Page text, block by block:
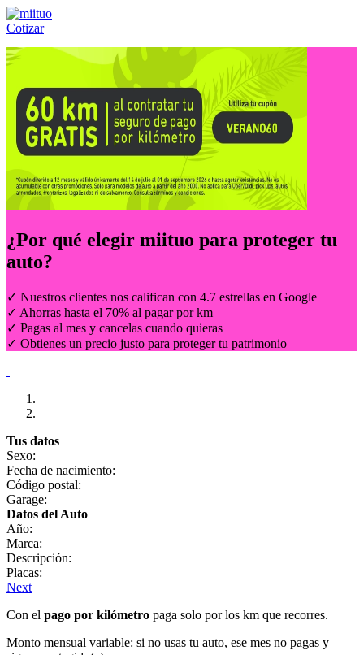
Cotizar
Llámanos al:(55) 84-21-05-00 ó
¿Por qué elegir miituo para proteger tu
auto?
✓ Nuestros clientes nos califican con 4.7 estrellas en Google
✓ Ahorras hasta el 70% al pagar por km
✓ Pagas al mes y cancelas cuando quieras
✓ Obtienes un precio justo para proteger tu patrimonio
Tus datos
Sexo:
Fecha de nacimiento:
Código postal:
Garage:
Datos del Auto
Año:
Marca:
Descripción:
Placas:
Next
Con el pago por kilómetro paga solo por los km que recorres.
Monto mensual variable: si no usas tu auto, ese mes no pagas y